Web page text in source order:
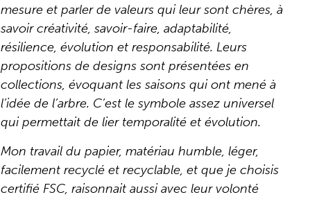
mesure et parler de valeurs qui leur sont chères, à
savoir créativité, savoir-faire, adaptabilité,
résilience, évolution et responsabilité. Leurs
propositions de designs sont présentées en
collections, évoquant les saisons qui ont mené à
l’idée de l’arbre. C’est le symbole assez universel
qui permettait de lier temporalité et évolution.
Mon travail du papier, matériau humble, léger,
facilement recyclé et recyclable, et que je choisis
certifié FSC, raisonnait aussi avec leur volonté